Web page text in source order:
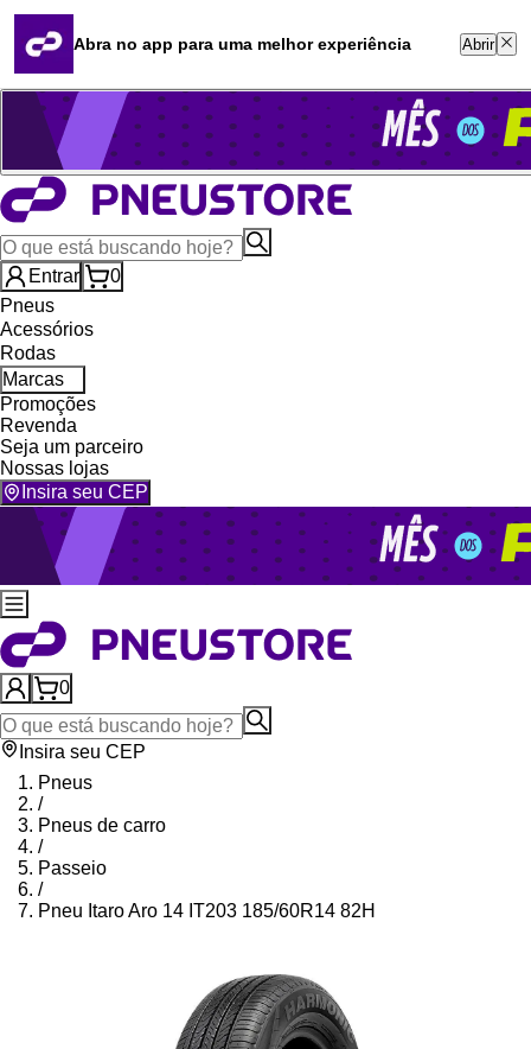
Quero revender
Blog
Whatsapp (16) 99764-8401
Televendas (47) 3046-2551
Entrar
0
Pneus
Acessórios
Rodas
Marcas
Promoções
Revenda
Seja um parceiro
Nossas lojas
Insira seu CEP
0
Insira seu CEP
Pneus
/
Pneus de carro
/
Passeio
/
Pneu Itaro Aro 14 IT203 185/60R14 82H
Abra no app para uma melhor experiência Abrir